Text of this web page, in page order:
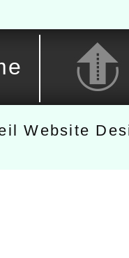
Website